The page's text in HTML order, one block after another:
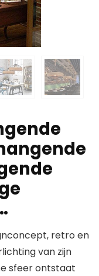
retro en
van zijn
sfeer ontstaat